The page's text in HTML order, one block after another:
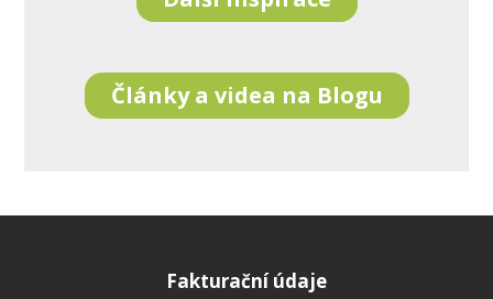
Články a videa na Blogu
Fakturační údaje